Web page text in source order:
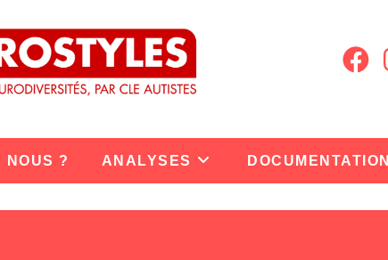
NOUS ? ANALYSES DOCUMENTATION